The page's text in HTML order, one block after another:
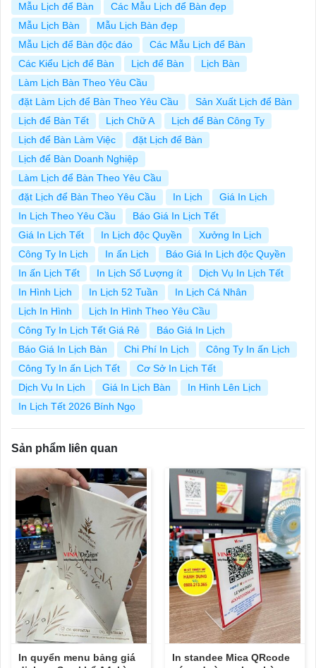
Mẫu Lịch để Bàn
Các Mẫu Lịch để Bàn đẹp
Mẫu Lịch Bàn
Mẫu Lịch Bàn đẹp
Mẫu Lịch để Bàn độc đáo
Các Mẫu Lịch để Bàn
Các Kiểu Lịch để Bàn
Lịch để Bàn
Lịch Bàn
Làm Lịch Bàn Theo Yêu Cầu
đặt Làm Lịch để Bàn Theo Yêu Cầu
Sản Xuất Lịch để Bàn
Lịch để Bàn Tết
Lịch Chữ A
Lịch để Bàn Công Ty
Lịch để Bàn Làm Việc
đặt Lịch để Bàn
Lịch để Bàn Doanh Nghiệp
Làm Lịch để Bàn Theo Yêu Cầu
đặt Lịch để Bàn Theo Yêu Cầu
In Lịch
Giá In Lịch
In Lịch Theo Yêu Cầu
Báo Giá In Lịch Tết
Giá In Lịch Tết
In Lịch độc Quyền
Xưởng In Lịch
Công Ty In Lịch
In ấn Lịch
Báo Giá In Lịch độc Quyền
In ấn Lịch Tết
In Lịch Số Lượng ít
Dịch Vụ In Lịch Tết
In Hình Lịch
In Lịch 52 Tuần
In Lịch Cá Nhân
Lịch In Hình
Lịch In Hình Theo Yêu Cầu
Công Ty In Lịch Tết Giá Rẻ
Báo Giá In Lịch
Báo Giá In Lịch Bàn
Chi Phí In Lịch
Công Ty In ấn Lịch
Công Ty In ấn Lịch Tết
Cơ Sở In Lịch Tết
Dịch Vụ In Lịch
Giá In Lịch Bàn
In Hình Lên Lịch
In Lịch Tết 2026 Bính Ngọ
Sản phẩm liên quan
In quyển menu bảng giá
In standee Mica QRcode